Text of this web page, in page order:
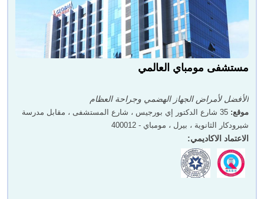
مستشفى مومباي العالمي
الأفضل لأمراض الجهاز الهضمي وجراحة العظام
موقع:
35 شارع الدكتور إي بورجيس ، شارع المستشفى ، مقابل مدرسة
شيرودكار الثانوية ، بيرل ، مومباي - 400012
الاعتماد الاكاديمي: